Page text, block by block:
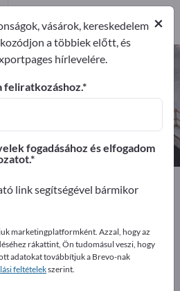
gyártók és
3
Gyártók
Építőanyagok
az Exportpages-
×
vásárok, kereskedelem
a többiek előtt, és
hírlevelére.
feliratkozáshoz.
fogadásához és elfogadom
link segítségével bármikor
marketingplatformként. Azzal, hogy az
rákattint, Ön tudomásul veszi, hogy
adatokat továbbítjuk a Brevo-nak
feltételekszerint.